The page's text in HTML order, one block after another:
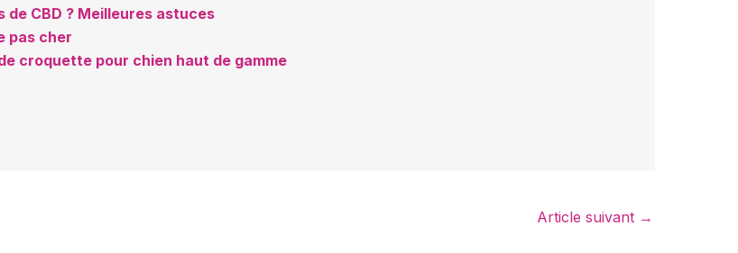
CBD ? Meilleures astuces
pas cher
croquette pour chien haut de gamme
Article suivant →